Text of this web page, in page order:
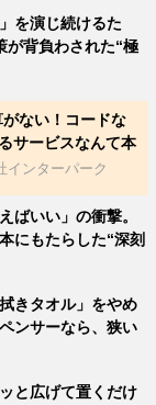
を演じ続けるた
が背負わされた“極
ない！コードな
サービスなんて本
インターパーク
ばいい」の衝撃。
にもたらした“深刻
きタオル」をやめ
ンサーなら、狭い
と広げて置くだけ